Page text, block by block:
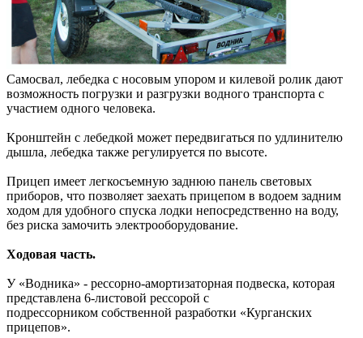
Самосвал, лебедка с носовым упором и килевой ролик дают
возможность погрузки и разгрузки водного транспорта с
участием одного человека.
Кронштейн с лебедкой может передвигаться по удлинителю
дышла, лебедка также регулируется по высоте.
Прицеп имеет легкосъемную заднюю панель световых
приборов, что позволяет заехать прицепом в водоем задним
ходом для удобного спуска лодки непосредственно на воду,
без риска замочить электрооборудование.
Ходовая часть.
У «Водника» - рессорно-амортизаторная подвеска, которая
представлена 6-листовой рессорой с
подрессорником собственной разработки «Курганских
прицепов».